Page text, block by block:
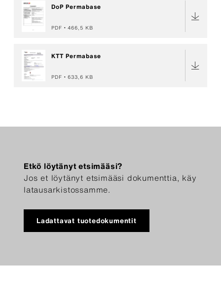
DoP Permabase
PDF 466,5 KB
KTT Permabase
PDF 633,6 KB
Etkö löytänyt etsimääsi?
Jos et löytänyt etsimääsi dokumenttia, käy
latausarkistossamme.
Ladattavat tuotedokumentit